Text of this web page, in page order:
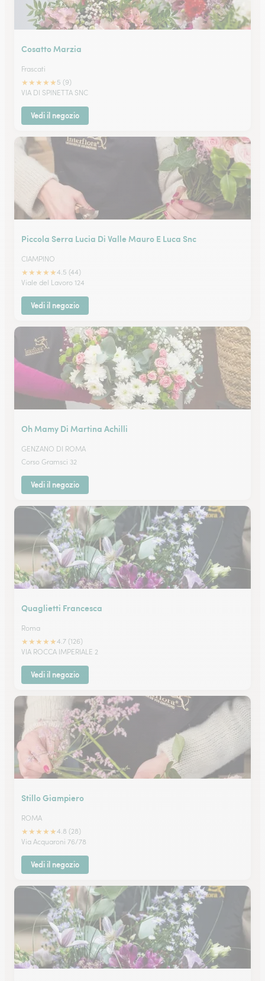
Cosatto Marzia
Frascati
★★★★★ 5 (9)
VIA DI SPINETTA SNC
Vedi il negozio
Piccola Serra Lucia Di Valle Mauro E Luca Snc
CIAMPINO
★★★★★4.5 (44)
Viale del Lavoro 124
Vedi il negozio
Oh Mamy Di Martina Achilli
GENZANO DI ROMA
Corso Gramsci 32
Vedi il negozio
Quaglietti Francesca
Roma
★★★★★4.7 (126)
VIA ROCCA IMPERIALE 2
Vedi il negozio
Stillo Giampiero
ROMA
★★★★★4.8 (28)
Via Acquaroni 76/78
Vedi il negozio